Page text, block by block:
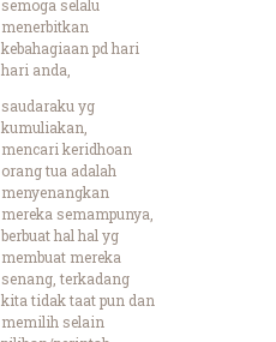
semoga selalu
menerbitkan
kebahagiaan pd hari
hari anda,
saudaraku yg
kumuliakan,
mencari keridhoan
orang tua adalah
menyenangkan
mereka semampunya,
berbuat hal hal yg
membuat mereka
senang, terkadang
kita tidak taat pun dan
memilih selain